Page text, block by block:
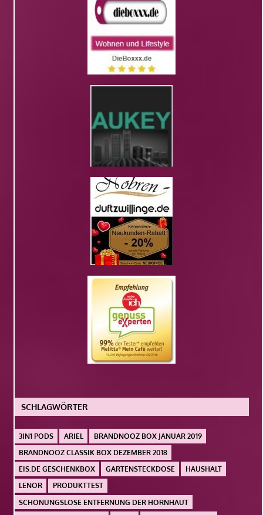
SCHLAGWÖRTER
3IN1 PODS ARIEL
BRANDNOOZ BOX JANUAR 2019
BRANDNOOZ CLASSIK BOX DEZEMBER 2018
EIS.DE GESCHENKBOX
GARTENSTECKDOSE
HAUSHALT
LENOR
PRODUKTTEST
SCHONUNGSLOSE ENTFERNUNG DER HORNHAUT